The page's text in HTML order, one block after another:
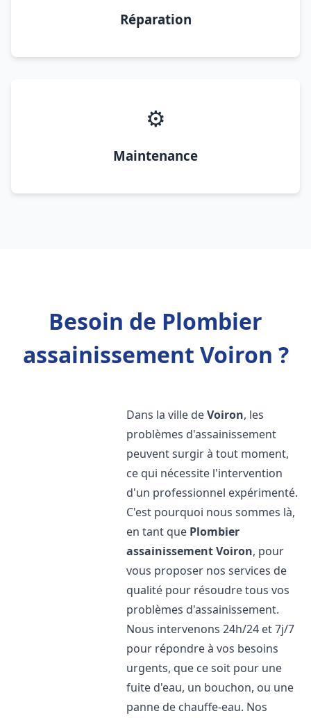
Réparation
⚙️
Maintenance
Besoin de Plombier
assainissement Voiron ?
Dans la ville deVoiron, les
problèmes d'assainissement
peuvent surgir à tout moment,
ce qui nécessite l'intervention
d'un professionnel expérimenté.
C'est pourquoi nous sommes là,
en tant que Plombier
assainissementVoiron, pour
vous proposer nos services de
qualité pour résoudre tous vos
problèmes d'assainissement.
Nous intervenons 24h/24 et 7j/7
pour répondre à vos besoins
urgents, que ce soit pour une
fuite d'eau, un bouchon, ou une
panne de chauffe-eau. Nos